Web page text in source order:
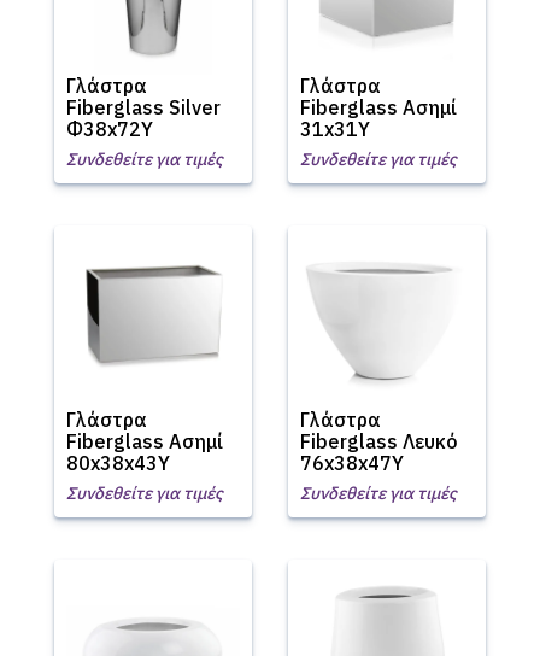
Γλάστρα
Fiberglass Silver
Φ38x72Υ
Συνδεθείτε για τιμές
Γλάστρα
Fiberglass Ασημί
31x31Υ
Συνδεθείτε για τιμές
Γλάστρα
Fiberglass Ασημί
80x38x43Υ
Συνδεθείτε για τιμές
Γλάστρα
Fiberglass Λευκό
76x38x47Υ
Συνδεθείτε για τιμές